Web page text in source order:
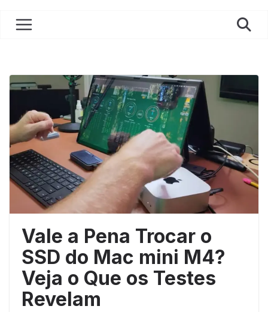
Vale a Pena Trocar o
SSD do Mac mini M4?
Veja o Que os Testes
Revelam